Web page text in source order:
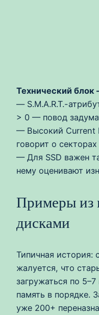
Технический блок
— S.M.A.R.T.-
> 0 — повод
— Высокий Current
говорит о
— Для SSD важен
нему оценивают
Примеры из
дисками
Типичная история:
жалуется, что
загружаться по
память в порядке.
уже 200+